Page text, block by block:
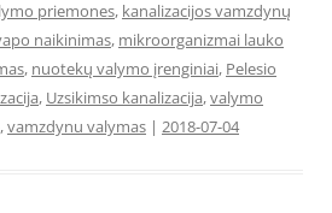
priemones, kanalizacijos vamzdynų
naikinimas, mikroorganizmai lauko
, nuotekų valymo įrenginiai, Pelesio
, Uzsikimso kanalizacija,valymo
,vamzdynu valymas | 2018-07-04